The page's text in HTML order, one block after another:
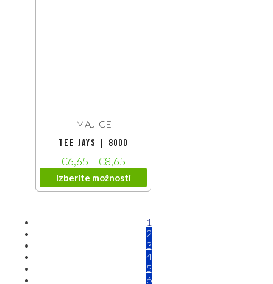
MAJICE
Tee Jays | 8000
€6,65 –€8,65
Izberite možnosti
1
2
3
4
5
6